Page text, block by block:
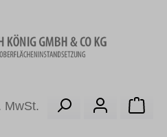
MwSt.